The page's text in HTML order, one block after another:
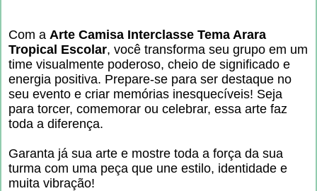
Com a Arte Camisa Interclasse Tema Arara
Tropical Escolar, você transforma seu grupo em um
time visualmente poderoso, cheio de significado e
energia positiva. Prepare-se para ser destaque no
seu evento e criar memórias inesquecíveis! Seja
para torcer, comemorar ou celebrar, essa arte faz
toda a diferença.
Garanta já sua arte e mostre toda a força da sua
turma com uma peça que une estilo, identidade e
muita vibração!